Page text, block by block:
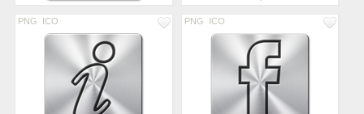
PNG ICO PNG ICO